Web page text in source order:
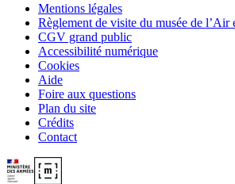
Mentions légales
Règlement de visite du musée de l’Air
CGV grand public
Accessibilité numérique
Cookies
Aide
Foire aux questions
Plan du site
Crédits
Contact